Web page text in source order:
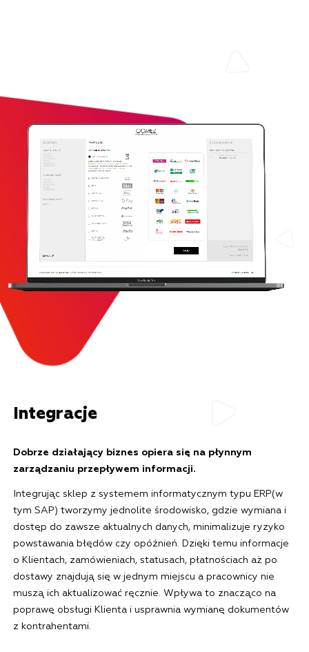
Integracje
Dobrze działający biznes opiera się na płynnym
zarządzaniu przepływem informacji.
Integrując sklep z systemem informatycznym typu ERP(w
tym SAP) tworzymy jednolite środowisko, gdzie wymiana i
dostęp do zawsze aktualnych danych, minimalizuje ryzyko
powstawania błędów czy opóźnień. Dzięki temu informacje
o Klientach, zamówieniach, statusach, płatnościach aż po
dostawy znajdują się w jednym miejscu a pracownicy nie
muszą ich aktualizować ręcznie. Wpływa to znacząco na
poprawę obsługi Klienta i usprawnia wymianę dokumentów
z kontrahentami.